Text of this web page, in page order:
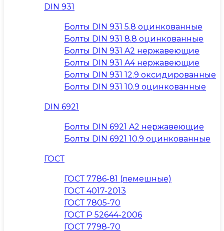
DIN 931
Болты DIN 931 5.8 оцинкованные
Болты DIN 931 8.8 оцинкованные
Болты DIN 931 A2 нержавеющие
Болты DIN 931 A4 нержавеющие
Болты DIN 931 12.9 оксидированные
Болты DIN 931 10.9 оцинкованные
DIN 6921
Болты DIN 6921 A2 нержавеющие
Болты DIN 6921 10.9 оцинкованные
ГОСТ
ГОСТ 7786-81 (лемешные)
ГОСТ 4017-2013
ГОСТ 7805-70
ГОСТ Р 52644-2006
ГОСТ 7798-70